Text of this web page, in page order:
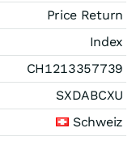
Price Return
Index
CH1213357739
SXDABCXU
Schweiz